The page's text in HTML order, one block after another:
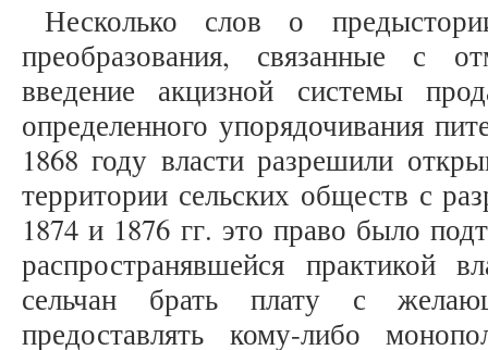
Несколько слов о
преобразования, связанные с
введение акцизной системы
определенного упорядочивания
1868 году власти разрешили
территории сельских обществ с
1874 и 1876 гг. это право было
распространявшейся практикой
сельчан брать плату с
предоставлять кому-либо